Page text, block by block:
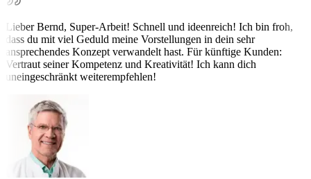
Lieber Bernd, Super-Arbeit! Schnell und ideenreich! Ich bin froh,
dass du mit viel Geduld meine Vorstellungen in dein sehr
ansprechendes Konzept verwandelt hast. Für künftige Kunden:
Vertraut seiner Kompetenz und Kreativität! Ich kann dich
uneingeschränkt weiterempfehlen!